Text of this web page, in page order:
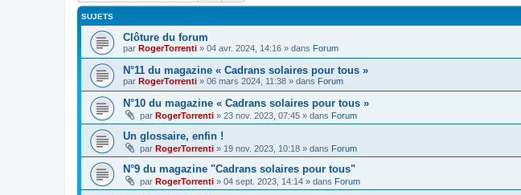
SUJETS
Clôture du forum
par RogerTorrenti » 04 avr. 2024, 14:16 » dans Forum
N°11 du magazine « Cadrans solaires pour tous »
par RogerTorrenti » 06 mars 2024, 11:38 » dans Forum
N°10 du magazine « Cadrans solaires pour tous »
par RogerTorrenti » 23 nov. 2023, 07:45 » dans Forum
Un glossaire, enfin !
par RogerTorrenti » 19 nov. 2023, 10:18 » dans Forum
N°9 du magazine "Cadrans solaires pour tous"
par RogerTorrenti » 04 sept. 2023, 14:14 » dans Forum